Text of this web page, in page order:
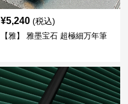
¥5,240 (税込)
【雅】 雅墨宝石 超極細万年筆